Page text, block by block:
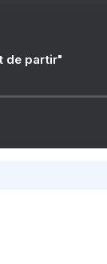
de partir"